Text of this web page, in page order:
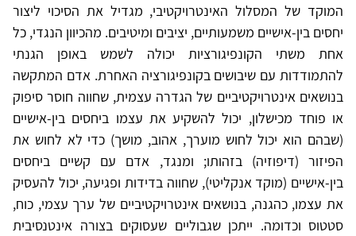
המוקד של המסלול האינטרויקטיבי, מגדיל את הסיכוי ליצור
יחסים בין-אישיים משמעותיים, יציבים ומיטיבים. מהכיוון הנגדי, כל
אחת משתי הקונפיגורציות יכולה לשמש באופן הגנתי
להתמודדות עם שיבושים בקונפיגורציה האחרת. אדם המתקשה
בנושאים אינטרויקטיביים של הגדרה עצמית, שחווה חוסר סיפוק
או פוחד מכישלון, יכול להשקיע את עצמו ביחסים בין-אישיים
(שבהם הוא יכול לחוש מוערך, אהוב, מושך) כדי לא לחוש את
הפיזור (דיפוזיה) בזהותו; ומנגד, אדם עם קשיים ביחסים
בין-אישיים (מוקד אנקליטי), שחווה בדידות ופגיעה, יכול להעסיק
את עצמו, כהגנה, בנושאים אינטרויקטיביים של ערך עצמי, כוח,
סטטוס וכדומה. ייתכן שגבוליים שעסוקים בצורה אינטנסיבית